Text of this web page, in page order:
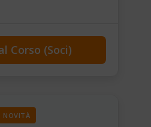
Corso (Soci)
NOVITÀ